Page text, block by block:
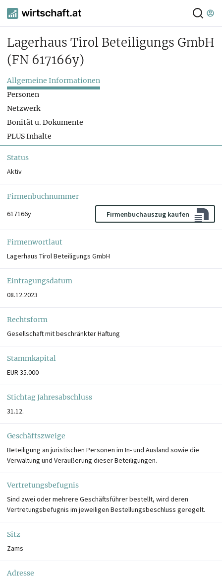
Lagerhaus Tirol Beteiligungs GmbH
(FN 617166y)
Allgemeine Informationen
Personen
Netzwerk
Bonität u. Dokumente
PLUS Inhalte
Status
Aktiv
Firmenbuchnummer
617166y
Firmenbuchauszug kaufen
Firmenwortlaut
Lagerhaus Tirol Beteiligungs GmbH
Eintragungsdatum
08.12.2023
Rechtsform
Gesellschaft mit beschränkter Haftung
Stammkapital
EUR 35.000
Stichtag Jahresabschluss
31.12.
Geschäftszweige
Beteiligung an juristischen Personen im In- und Ausland sowie die
Verwaltung und Veräußerung dieser Beteiligungen.
Vertretungsbefugnis
Sind zwei oder mehrere Geschäftsführer bestellt, wird deren
Vertretungsbefugnis im jeweiligen Bestellungsbeschluss geregelt.
Sitz
Zams
Adresse